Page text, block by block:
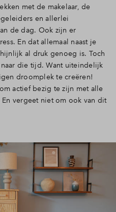
met de makelaar, de
en allerlei
de dag. Ook zijn er
En dat allemaal naast je
al druk genoeg is. Toch
die tijd. Want uiteindelijk
droomplek te creëren!
actief bezig te zijn met alle
En vergeet niet om ook van dit